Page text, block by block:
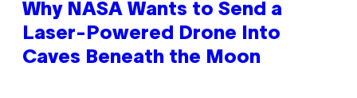
Why NASA Wants to Send a
Laser-Powered Drone Into
Caves Beneath the Moon